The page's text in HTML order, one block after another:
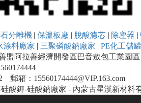
分離機 | 保溫板廠 | 脫酸濾芯 | 除塵器 |
涂料廠家 | 三聚磷酸鈉廠家 | PE化工儲罐
盟阿拉善經濟開發區巴音敖包工業園區
郵箱：15560174444@VIP.163.com
酸鉀-硅酸鈉廠家 - 內蒙古星漢新材